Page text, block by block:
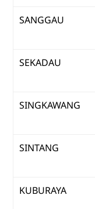
SANGGAU
SEKADAU
SINGKAWANG
SINTANG
KUBURAYA